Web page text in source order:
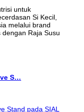
untuk
Si Kecil,
melalui brand
Raja Susu
S…